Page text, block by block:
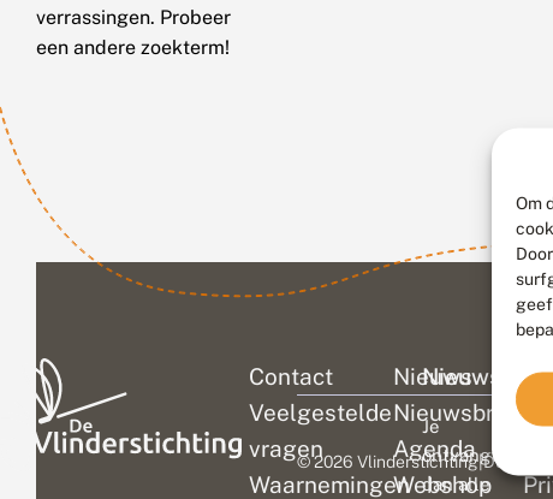
Om
verrassingen. Probeer
een andere zoekterm!
Contact
Veelgestelde
vragen
Waarnemingen
Nieuws
Nieuwsbrief
Agenda
Webshop
Nieuwsbrief
Je
ontvangt
dan alle
© 2026 Vlinderstichting|